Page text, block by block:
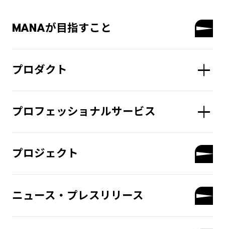
MANAが目指すこと
プロダクト
プロフェッショナルサービス
プロジェクト
ニュース・プレスリリース